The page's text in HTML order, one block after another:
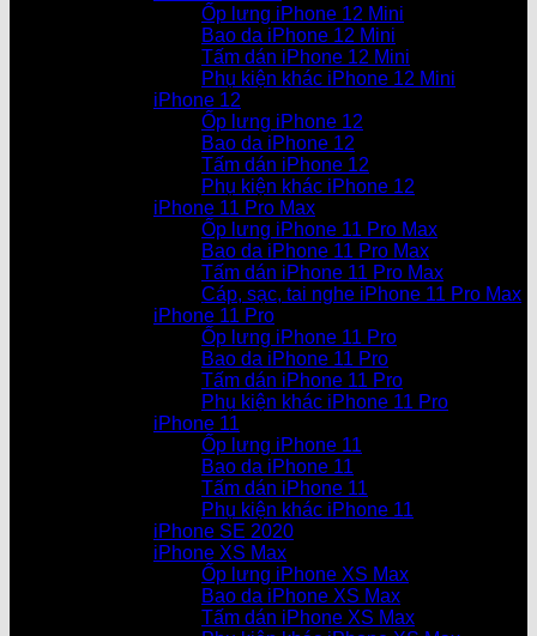
Ốp lưng iPhone 12 Mini
Bao da iPhone 12 Mini
Tấm dán iPhone 12 Mini
Phụ kiện khác iPhone 12 Mini
iPhone 12
Ốp lưng iPhone 12
Bao da iPhone 12
Tấm dán iPhone 12
Phụ kiện khác iPhone 12
iPhone 11 Pro Max
Ốp lưng iPhone 11 Pro Max
Bao da iPhone 11 Pro Max
Tấm dán iPhone 11 Pro Max
Cáp, sạc, tai nghe iPhone 11 Pro Max
iPhone 11 Pro
Ốp lưng iPhone 11 Pro
Bao da iPhone 11 Pro
Tấm dán iPhone 11 Pro
Phụ kiện khác iPhone 11 Pro
iPhone 11
Ốp lưng iPhone 11
Bao da iPhone 11
Tấm dán iPhone 11
Phụ kiện khác iPhone 11
iPhone SE 2020
iPhone XS Max
Ốp lưng iPhone XS Max
Bao da iPhone XS Max
Tấm dán iPhone XS Max